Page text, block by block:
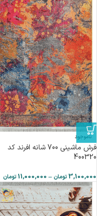
ناموجود
فرش ماشینی 700 شانه افرند كد
400320
3,100,000 تومان–
11,000,000 تومان